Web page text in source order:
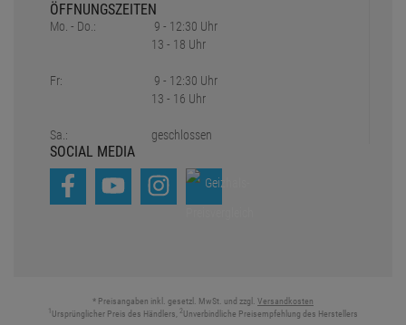
ÖFFNUNGSZEITEN
Mo. - Do.:
Fr:
Sa.:
9 - 12:30 Uhr
13 - 18 Uhr
9 - 12:30 Uhr
13 - 16 Uhr
geschlossen
SOCIAL MEDIA
* Preisangaben inkl. gesetzl. MwSt. und zzgl. Versandkosten
Ursprünglicher Preis des Händlers, 2 Unverbindliche Preisempfehlung des Herstellers